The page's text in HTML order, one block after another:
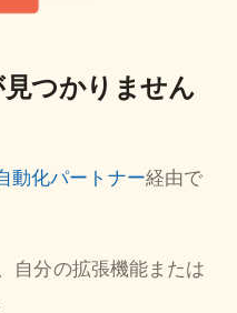
つかりません
動化パートナー経由で
自分の拡張機能または